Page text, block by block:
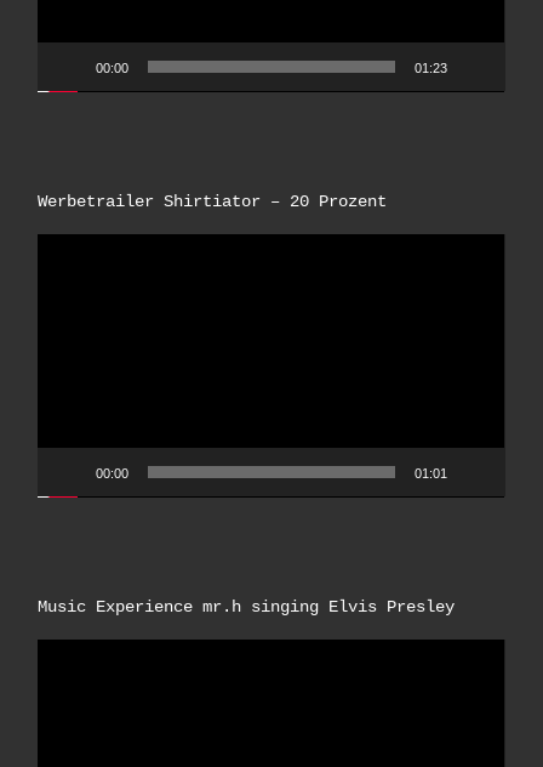
00:00 01:23
Werbetrailer Shirtiator – 20 Prozent
00:00 01:01
Music Experience mr.h singing Elvis Presley